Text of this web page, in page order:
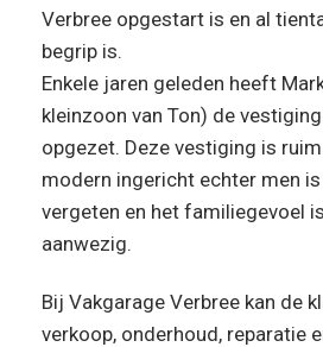
Verbree opgestart is en al
begrip is.
Enkele jaren geleden heeft
kleinzoon van Ton) de
opgezet. Deze vestiging is
modern ingericht echter men
vergeten en het familiegevoel
aanwezig.
Bij Vakgarage Verbree kan de
verkoop, onderhoud, reparatie